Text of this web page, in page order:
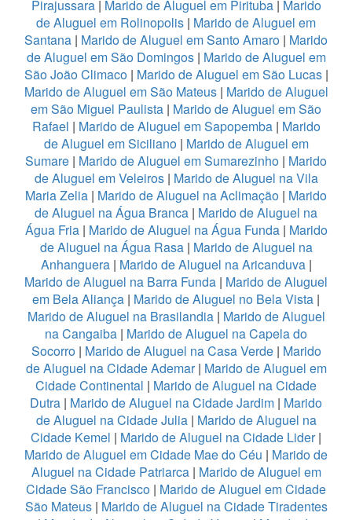
Pirajussara| Marido de Aluguel em Pirituba| Marido
de Aluguel em Rolinopolis | Marido de Aluguel em
Santana | Marido de Aluguel em Santo Amaro | Marido
de Aluguel em São Domingos| Marido de Aluguel em
São João Climaco| Marido de Aluguel em São Lucas|
Marido de Aluguel em São Mateus | Marido de Aluguel
em São Miguel Paulista | Marido de Aluguel em São
Rafael | Marido de Aluguel em Sapopemba | Marido
de Aluguel em Siciliano| Marido de Aluguel em
Sumare | Marido de Aluguel em Sumarezinho | Marido
de Aluguel em Veleiros| Marido de Aluguel na Vila
Maria Zelia | Marido de Aluguel na Aclimação | Marido
de Aluguel na Água Branca | Marido de Aluguel na
Água Fria| Marido de Aluguel na Água Funda| Marido
de Aluguel na Água Rasa | Marido de Aluguel na
Anhanguera| Marido de Aluguel na Aricanduva|
Marido de Aluguel na Barra Funda | Marido de Aluguel
em Bela Aliança | Marido de Aluguel no Bela Vista |
Marido de Aluguel na Brasilandia| Marido de Aluguel
na Cangaiba | Marido de Aluguel na Capela do
Socorro | Marido de Aluguel na Casa Verde| Marido
de Aluguel na Cidade Ademar| Marido de Aluguel em
Cidade Continental | Marido de Aluguel na Cidade
Dutra | Marido de Aluguel na Cidade Jardim | Marido
de Aluguel na Cidade Julia | Marido de Aluguel na
Cidade Kemel | Marido de Aluguel na Cidade Lider|
Marido de Aluguel em Cidade Mae do Céu | Marido de
Aluguel na Cidade Patriarca| Marido de Aluguel em
Cidade São Francisco | Marido de Aluguel em Cidade
São Mateus| Marido de Aluguel na Cidade Tiradentes